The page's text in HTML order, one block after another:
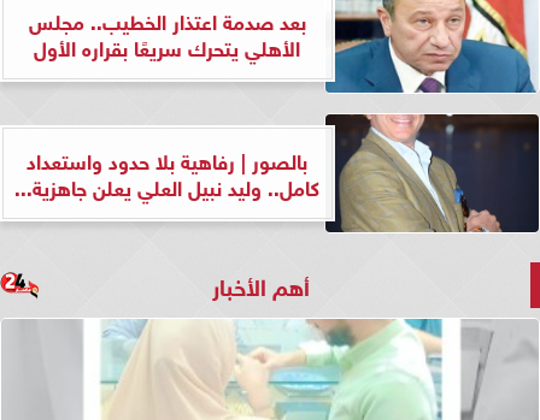
بعد صدمة اعتذار الخطيب.. مجلس
الأهلي يتحرك سريعًا بقراره الأول
بالصور | رفاهية بلا حدود واستعداد
كامل.. وليد نبيل العلي يعلن جاهزية...
أهم الأخبار